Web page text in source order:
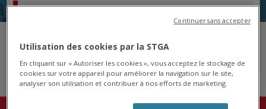
Cet arrêt n'est pas desservi pour le jour sélectionné.
Utilisation des cookies par la STGA
En cliquant sur « Autoriser les cookies », vous acceptez le stockage de
cookies sur votre appareil pour améliorer la navigation sur le site,
analyser son utilisation et contribuer à nos efforts de marketing.
Continuer sans accepter